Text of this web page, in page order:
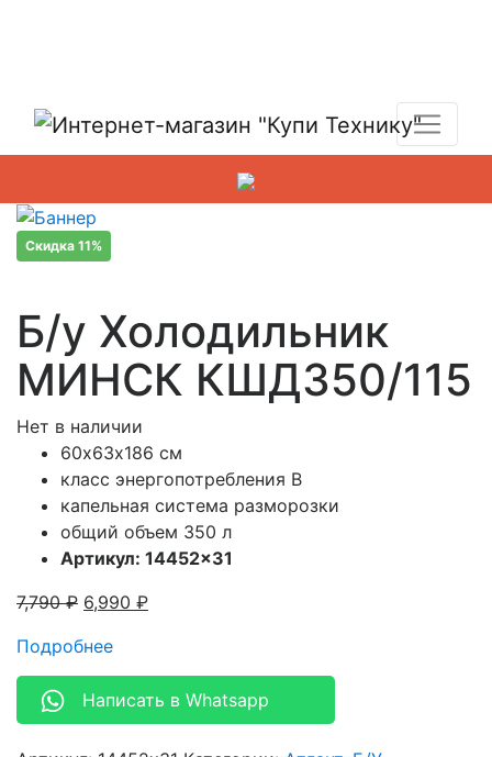
Скидка 11%
Б/у Холодильник
МИНСК КШД350/115
Нет в наличии
60х63х186 см
класс энергопотребления B
капельная система разморозки
общий объем 350 л
Артикул: 14452×31
7,790₽ 6,990 ₽
Подробнее
Написать в Whatsapp